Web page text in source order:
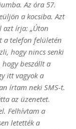
Az óra 57.
a kocsiba. Azt
azt írja: „Úton
a telefon felületén
hogy nincs senki
beszállt a
itt vagyok a
írtam neki SMS-t.
az üzenetet.
Felhívtam a
letették a